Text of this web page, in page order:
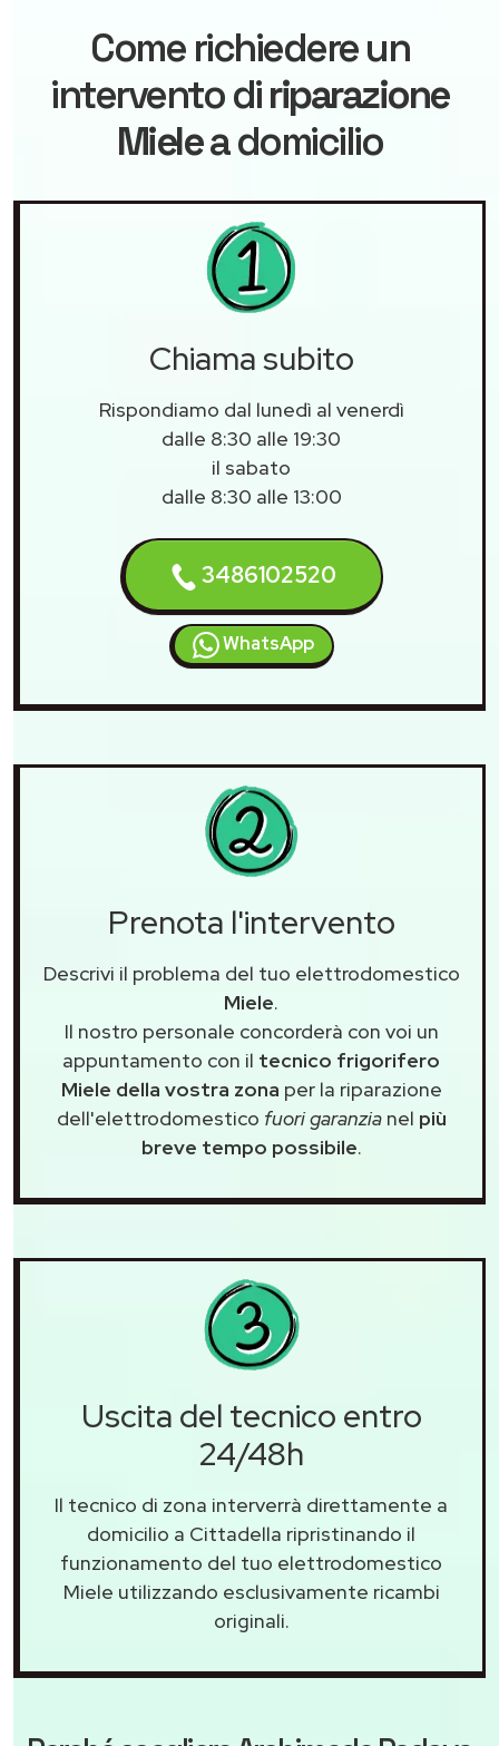
Come richiedere un
intervento diriparazione
Mielea domicilio
Chiama subito
Rispondiamo dal lunedì al venerdì
dalle 8:30 alle 19:30
il sabato
dalle 8:30 alle 13:00
3486102520
WhatsApp
Prenota l'intervento
Descrivi il problema del tuo elettrodomestico
Miele.
Il nostro personale concorderà con voi un
appuntamento con il tecnico frigorifero
Miele della vostra zona per la riparazione
dell'elettrodomestico fuori garanzianel più
breve tempo possibile.
Uscita del tecnico entro
24/48h
Il tecnico di zona interverrà direttamente a
domicilio a Cittadella ripristinando il
funzionamento del tuo elettrodomestico
Miele utilizzando esclusivamente ricambi
originali.